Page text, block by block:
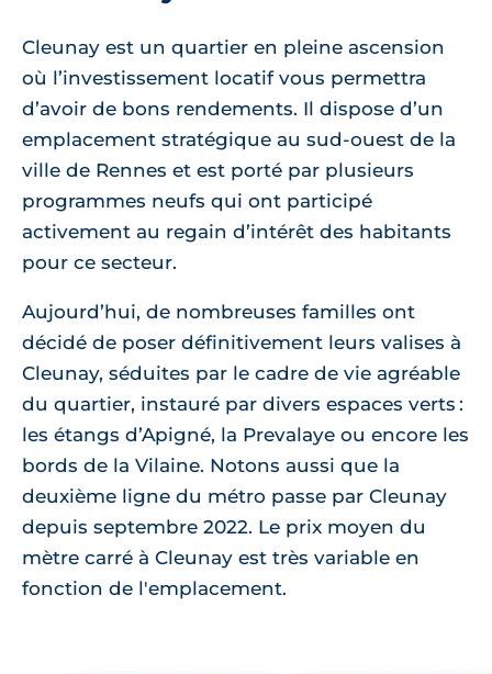
Cleunay est un quartier en pleine ascension
où l’investissement locatif vous permettra
d’avoir de bons rendements. Il dispose d’un
emplacement stratégique au sud-ouest de la
ville de Rennes et est porté par plusieurs
programmes neufs qui ont participé
activement au regain d’intérêt des habitants
pour ce secteur.
Aujourd’hui, de nombreuses familles ont
décidé de poser définitivement leurs valises à
Cleunay, séduites par le cadre de vie agréable
du quartier, instauré par divers espaces verts :
les étangs d’Apigné, la Prevalaye ou encore les
bords de la Vilaine. Notons aussi que la
deuxième ligne du métro passe par Cleunay
depuis septembre 2022. Le prix moyen du
mètre carré à Cleunay est très variable en
fonction de l'emplacement.